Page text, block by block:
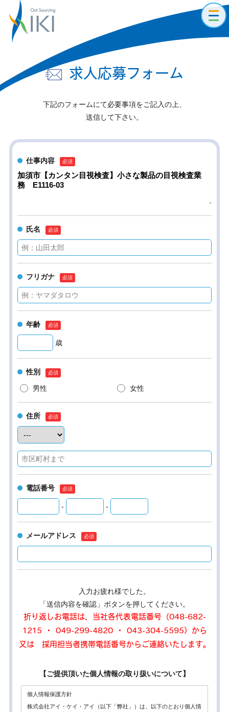
求人応募フォーム
下記のフォームにて必要事項をご記入の上、
送信して下さい。
仕事内容
氏名
フリガナ
年齢
歳
性別
男性
女性
住所
電話番号
- -
メールアドレス
入力お疲れ様でした。
「送信内容を確認」ボタンを押してください。
折り返しお電話は、当社各代表電話番号（048-682-
1215 ・ 049-299-4820 ・ 043-304-5595）から
又は 採用担当者携帯電話番号からご連絡いたします。
【ご提供頂いた個人情報の取り扱いについて】
個人情報保護方針
株式会社アイ・ケイ・アイ（以下「弊社」）は、以下のとおり個人情